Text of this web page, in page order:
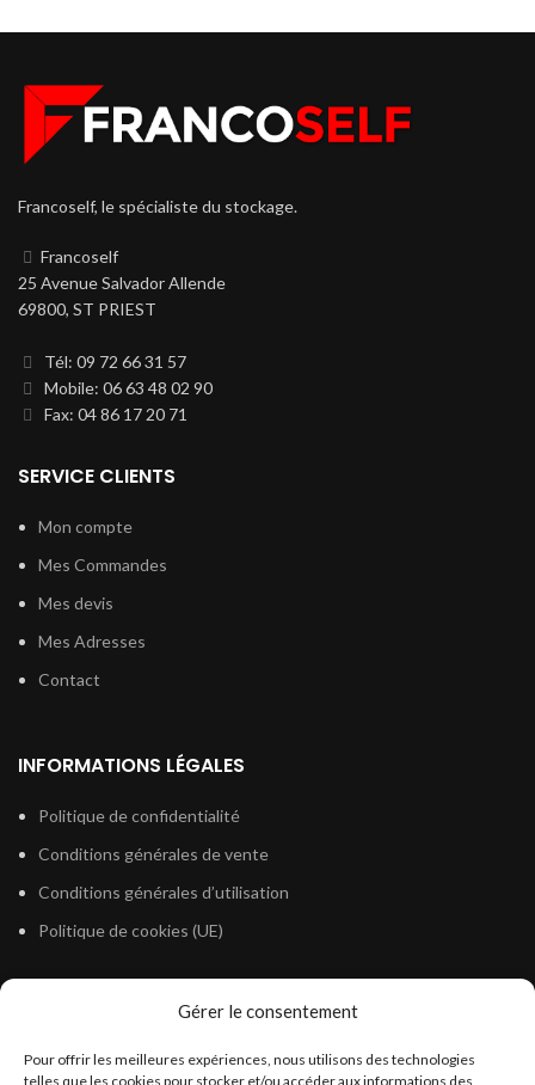
Gérer le consentement
Pour offrir les meilleures expériences, nous utilisons des technologies
telles que les cookies pour stocker et/ou accéder aux informations des
Francoself, le spécialiste du stockage.
Francoself
25 Avenue Salvador Allende
69800, ST PRIEST
Tél: 09 72 66 31 57
Mobile: 06 63 48 02 90
Fax: 04 86 17 20 71
SERVICE CLIENTS
Mon compte
Mes Commandes
Mes devis
Mes Adresses
Contact
INFORMATIONS LÉGALES
Politique de confidentialité
Conditions générales de vente
Conditions générales d’utilisation
Politique de cookies (UE)
Législation Gasoil Fioul GNR